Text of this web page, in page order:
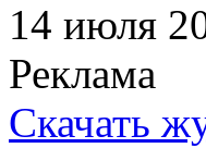
14 июля
Реклама
Скачать